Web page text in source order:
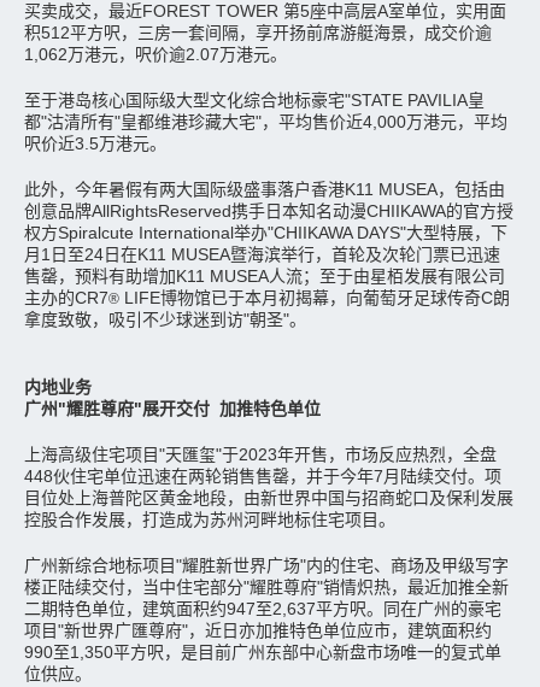
买卖成交，最近FOREST TOWER 第5座中高层A室单位，实用面
积512平方呎，三房一套间隔，享开扬前席游艇海景，成交价逾
1,062万港元，呎价逾2.07万港元。
至于港岛核心国际级大型文化综合地标豪宅"STATE PAVILIA皇
都"沽清所有"皇都维港珍藏大宅"，平均售价近4,000万港元，平均
呎价近3.5万港元。
此外，今年暑假有两大国际级盛事落户香港K11 MUSEA，包括由
创意品牌AllRightsReserved携手日本知名动漫CHIIKAWA的官方授
权方Spiralcute International举办"CHIIKAWA DAYS"大型特展，下
月1日至24日在K11 MUSEA暨海滨举行，首轮及次轮门票已迅速
售罄，预料有助增加K11 MUSEA人流；至于由星栢发展有限公司
主办的CR7® LIFE博物馆已于本月初揭幕，向葡萄牙足球传奇C朗
拿度致敬，吸引不少球迷到访"朝圣"。
内地业务
广州"耀胜尊府"展开交付 加推特色单位
上海高级住宅项目"天匯玺"于2023年开售，市场反应热烈，全盘
448伙住宅单位迅速在两轮销售售罄，并于今年7月陆续交付。项
目位处上海普陀区黄金地段，由新世界中国与招商蛇口及保利发展
控股合作发展，打造成为苏州河畔地标住宅项目。
广州新综合地标项目"耀胜新世界广场"内的住宅、商场及甲级写字
楼正陆续交付，当中住宅部分"耀胜尊府"销情炽热，最近加推全新
二期特色单位，建筑面积约947至2,637平方呎。同在广州的豪宅
项目"新世界广匯尊府"，近日亦加推特色单位应市，建筑面积约
990至1,350平方呎，是目前广州东部中心新盘市场唯一的复式单
位供应。